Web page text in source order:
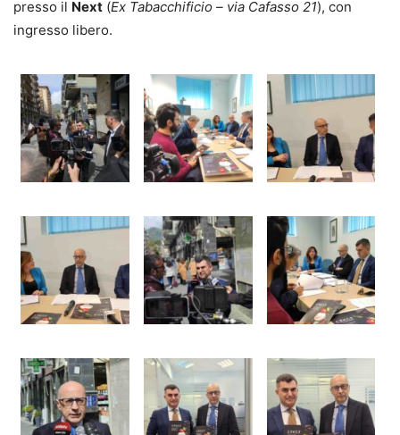
presso il Next (Ex Tabacchificio – via Cafasso 21), con
ingresso libero.